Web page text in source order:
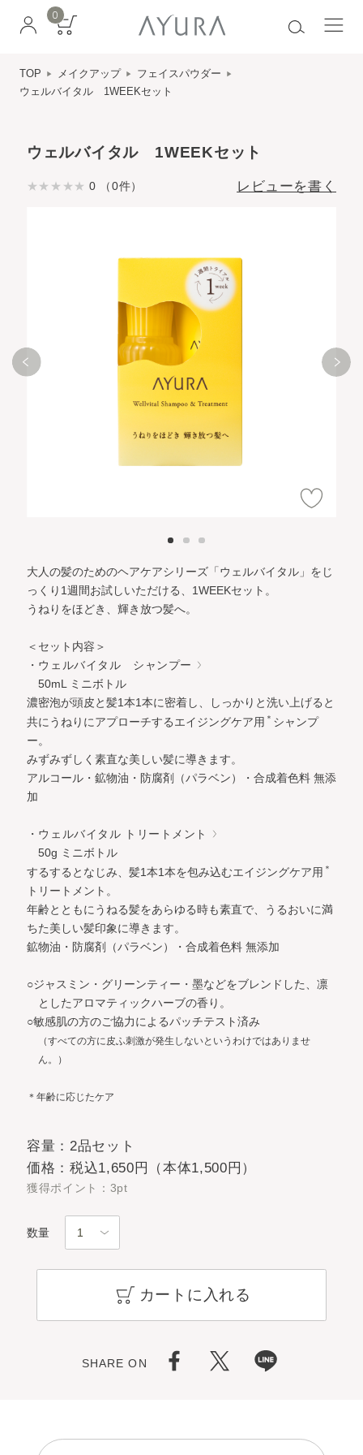
0
TOP メイクアップ
フェイスパウダー
ウェルバイタル 1WEEKセット
ウェルバイタル 1WEEKセット
0 （0件） レビューを書く
大人の髪のためのヘアケアシリーズ「ウェルバイタル」をじ
っくり1週間お試しいただける、1WEEKセット。
うねりをほどき、輝き放つ髪へ。
＜セット内容＞
・ウェルバイタル シャンプー
50mL ミニボトル
濃密泡が頭皮と髪1本1本に密着し、しっかりと洗い上げると
共にうねりにアプローチするエイジングケア用 ＊ シャンプ
ー。
みずみずしく素直な美しい髪に導きます。
アルコール・鉱物油・防腐剤（パラベン）・合成着色料 無添
加
・ウェルバイタル トリートメント
50g ミニボトル
するするとなじみ、髪1本1本を包み込むエイジングケア用 ＊
トリートメント。
年齢とともにうねる髪をあらゆる時も素直で、うるおいに満
ちた美しい髪印象に導きます。
鉱物油・防腐剤（パラベン）・合成着色料 無添加
○ジャスミン・グリーンティー・墨などをブレンドした、凛
としたアロマティックハーブの香り。
○敏感肌の方のご協力によるパッチテスト済み
（すべての方に皮ふ刺激が発生しないというわけではありませ
ん。）
＊年齢に応じたケア
容量：2品セット
価格：税込1,650円（本体1,500円）
獲得ポイント：3pt
数量
カートに入れる
SHARE ON